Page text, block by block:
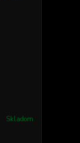
Skladom